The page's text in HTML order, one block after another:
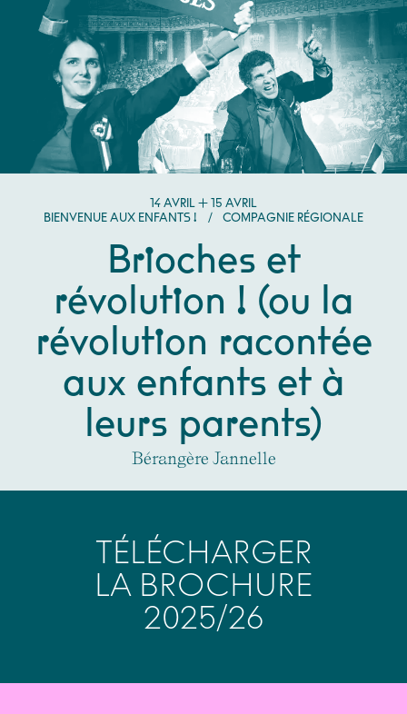
DU
14 AVRIL
AVRIL AU
15 AVRIL
AVRIL
BIENVENUE AUX ENFANTS !
/ COMPAGNIE RÉGIONALE
Brioches et
révolution ! (ou la
révolution racontée
aux enfants et à
leurs parents)
Bérangère Jannelle
TÉLÉCHARGER
LA BROCHURE
2025/26